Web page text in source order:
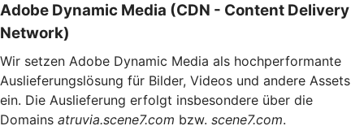
Adobe Dynamic Media (CDN - Content Delivery
Network)
Wir setzen Adobe Dynamic Media als hochperformante
Auslieferungslösung für Bilder, Videos und andere Assets
ein. Die Auslieferung erfolgt insbesondere über die
Domains atruvia.scene7.com bzw. scene7.com.